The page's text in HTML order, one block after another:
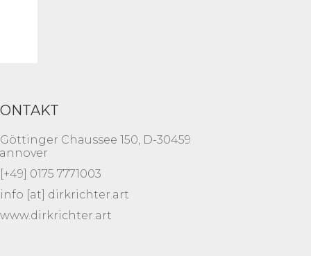
Göttinger Chaussee 150, D-30459
[+49] 0175 7771003
info [at] dirkrichter.art
www.dirkrichter.art